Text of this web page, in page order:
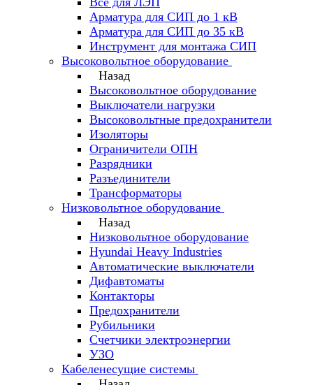
Арматура для СИП до 1 кВ
Арматура для СИП до 35 кВ
Инструмент для монтажа СИП
Высоковольтное оборудование
Назад
Высоковольтное оборудование
Выключатели нагрузки
Высоковольтные предохранители
Изоляторы
Ограничители ОПН
Разрядники
Разъединители
Трансформаторы
Низковольтное оборудование
Назад
Низковольтное оборудование
Hyundai Heavy Industries
Автоматические выключатели
Дифавтоматы
Контакторы
Предохранители
Рубильники
Счетчики электроэнергии
УЗО
Кабеленесущие системы